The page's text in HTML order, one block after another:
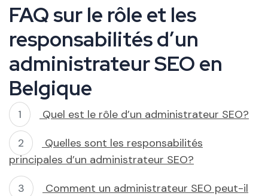
FAQ sur le rôle et les
responsabilités d’un
administrateur SEO en
Belgique
Quel est le rôle d’un administrateur SEO?
Quelles sont les responsabilités
principales d’un administrateur SEO?
Comment un administrateur SEO peut-il